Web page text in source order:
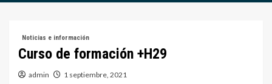
Noticias e información
Curso de formación +H29
admin 1 septiembre, 2021